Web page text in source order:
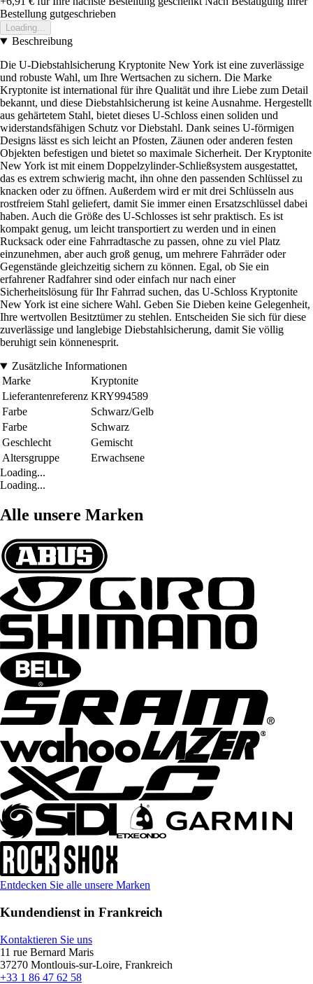
Bestellung gutgeschrieben
Loading...
Beschreibung
Die U-Diebstahlsicherung Kryptonite New York ist eine zuverlässige
und robuste Wahl, um Ihre Wertsachen zu sichern. Die Marke
Kryptonite ist international für ihre Qualität und ihre Liebe zum Detail
bekannt, und diese Diebstahlsicherung ist keine Ausnahme. Hergestellt
aus gehärtetem Stahl, bietet dieses U-Schloss einen soliden und
widerstandsfähigen Schutz vor Diebstahl. Dank seines U-förmigen
Designs lässt es sich leicht an Pfosten, Zäunen oder anderen festen
Objekten befestigen und bietet so maximale Sicherheit. Der Kryptonite
New York ist mit einem Doppelzylinder-Schließsystem ausgestattet,
das es extrem schwierig macht, ihn ohne den passenden Schlüssel zu
knacken oder zu öffnen. Außerdem wird er mit drei Schlüsseln aus
rostfreiem Stahl geliefert, damit Sie immer einen Ersatzschlüssel dabei
haben. Auch die Größe des U-Schlosses ist sehr praktisch. Es ist
kompakt genug, um leicht transportiert zu werden und in einen
Rucksack oder eine Fahrradtasche zu passen, ohne zu viel Platz
einzunehmen, aber auch groß genug, um mehrere Fahrräder oder
Gegenstände gleichzeitig sichern zu können. Egal, ob Sie ein
erfahrener Radfahrer sind oder einfach nur nach einer
Sicherheitslösung für Ihr Fahrrad suchen, das U-Schloss Kryptonite
New York ist eine sichere Wahl. Geben Sie Dieben keine Gelegenheit,
Ihre wertvollen Besitztümer zu stehlen. Entscheiden Sie sich für diese
zuverlässige und langlebige Diebstahlsicherung, damit Sie völlig
beruhigt sein könnenesprit.
Zusätzliche Informationen
Marke
Kryptonite
Lieferantenreferenz KRY994589
Farbe
Schwarz/Gelb
Farbe
Schwarz
Geschlecht
Gemischt
Altersgruppe
Erwachsene
Loading...
Loading...
Alle unsere Marken
Entdecken Sie alle unsere Marken
Kundendienst in Frankreich
Kontaktieren Sie uns
11 rue Bernard Maris
37270 Montlouis-sur-Loire, Frankreich
+33 1 86 47 62 58